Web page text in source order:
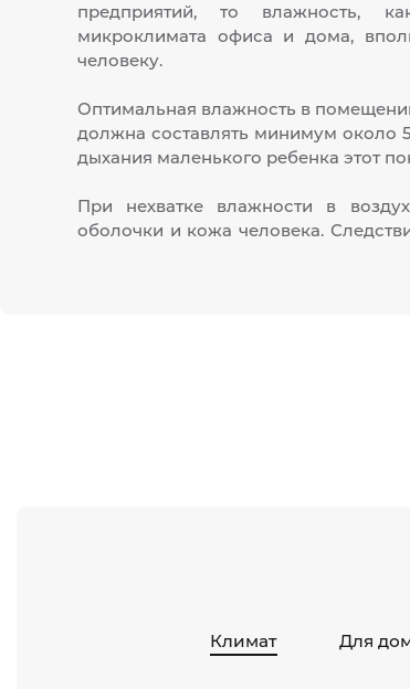
предприятий, то влажность,
микроклимата офиса и дома,
человеку.
Оптимальная влажность в
должна составлять минимум около
дыхания маленького ребенка этот
При нехватке влажности в
оболочки и кожа человека.
Климат Для